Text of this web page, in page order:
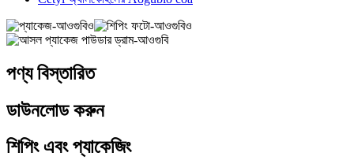
পণ্য বিস্তারিত
ডাউনলোড করুন
শিপিং এবং প্যাকেজিং